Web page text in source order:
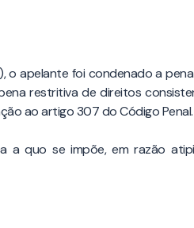
o apelante foi condenado a
restritiva de direitos
ao artigo 307 do Código Penal.
a quo se impõe, em razão